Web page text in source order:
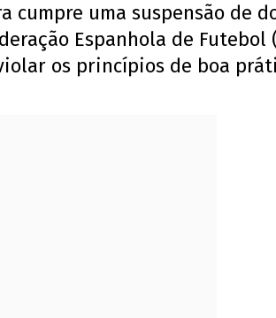
cumpre uma suspensão de
Espanhola de Futebol
os princípios de boa